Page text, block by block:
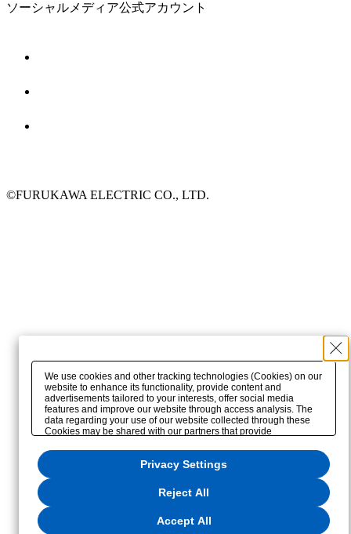
ソーシャルメディア公式アカウント
©FURUKAWA ELECTRIC CO., LTD.
We use cookies and other tracking technologies (Cookies) on our
website to enhance its functionality, provide content and
advertisements tailored to your interests, offer social media
features and improve our website through access analysis. The
data regarding your use of our website collected through these
Cookies may be shared with our partners that provide
partners may combine the data shared by us with other data that
you have provided to them or that they have collected from your
use of their services or other websites to analyze and optimize
advertisements delivered to you by businesses other than us on
the internet. If you wish to reject the use of all Cookies except for
Strictly Necessary Cookies, please click "Reject All". If you agree
to the use of all Cookies, please click "Accept All". To select your
preferences for each purpose, please click
. You
Privacy Settings
Reject All
Accept All